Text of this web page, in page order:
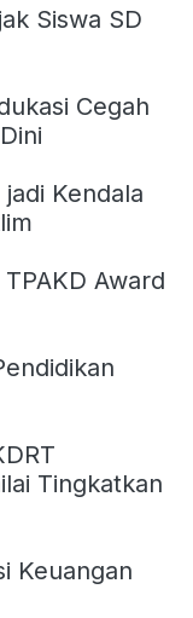
Siswa SD
Cegah
Kendala
Award
Tingkatkan
Keuangan